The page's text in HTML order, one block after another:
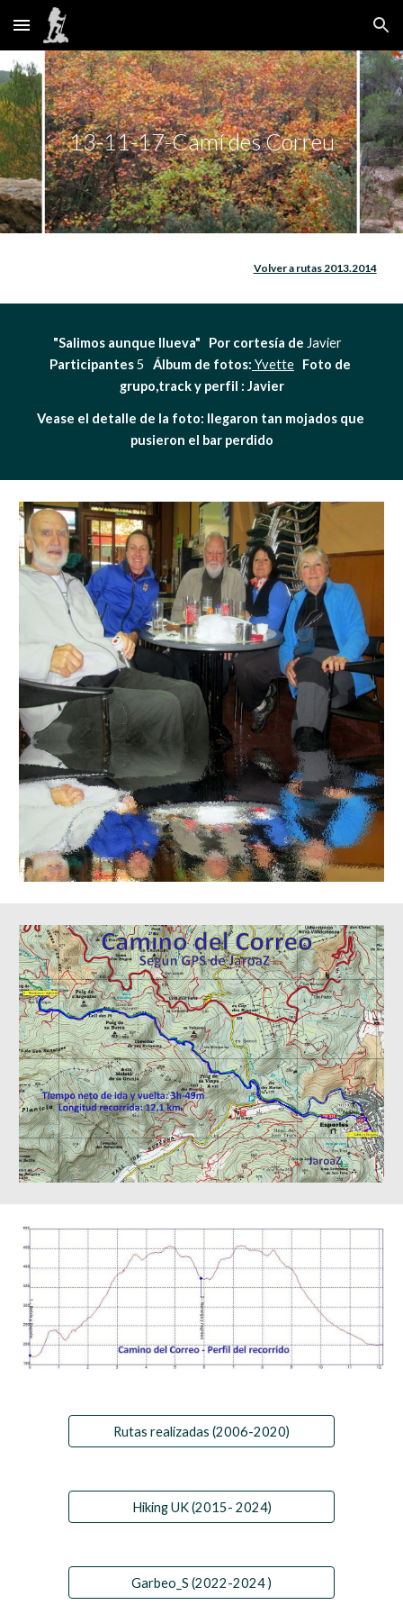
Skip to main content Skip to navigation
13-11-17-Camí des Correu
Volver a rutas 2013.2014
"Salimos aunque llueva"   Por cortesía de
Participantes 5 Álbum de fotos: Yvette Foto de
grupo,track y perfil : Javier
Vease el detalle de la foto: llegaron tan mojados que
pusieron el bar perdido
Rutas realizadas (2006-2020)
Hiking UK (2015- 2024)
Garbeo_S (2022-2024 )